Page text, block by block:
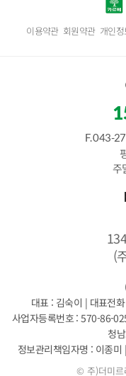
이용약관 회원약관 개인
F. 043-
주
(
대표 : 김숙이 | 대표전
사업자등록번호 : 570-86-
청
정보관리책임자명 : 이종미 |
© 주)더미